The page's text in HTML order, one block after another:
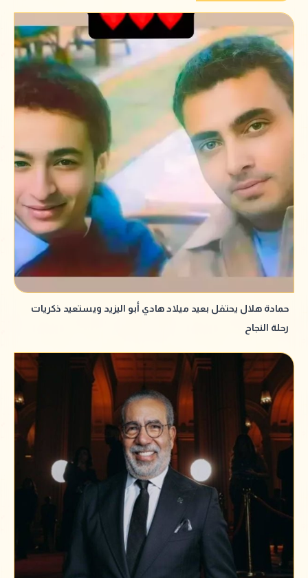
حمادة هلال يحتفل بعيد ميلاد هادي أبو اليزيد ويستعيد ذكريات
رحلة النجاح